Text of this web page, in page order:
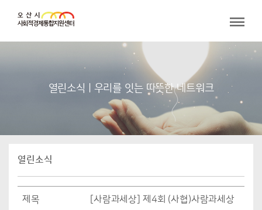
열린소식 | 우리를 잇는 따뜻한 네트워크
열린소식
제목
[사람과세상] 제4회 (사협)사람과세상